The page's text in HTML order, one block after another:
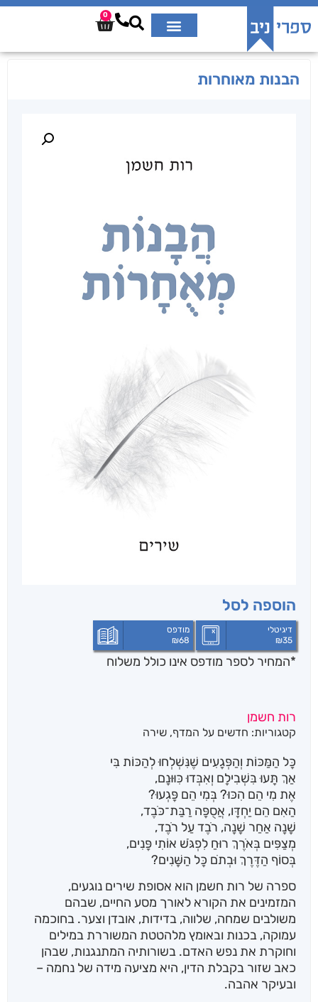
0
הבנות מאוחרות
הוספה לסל
דיגיטלי
₪35
מודפס
₪68
*המחיר לספר מודפס אינו כולל משלוח
רות חשמן
קטגוריות: חדשים על המדף, שירה
כָּל הַמַּכּוֹת וְהַפְּגָעִים שֶׁנִּשְׁלְחוּ לְהַכּוֹת בִּי
אַךְ תָּעוּ בִּשְׁבִילָם וְאִבְּדוּ כִּוּוּנָם,
אֶת מִי הֵם הִכּוּ? בְּמִי הֵם פָּגְעוּ?
הַאִם הֵם יַחְדָּו, אֲסֻפָּה רַבַּת־כֹּבֶד,
שָׁנָה אַחַר שָׁנָה, רֹבֶד עַל רֹבֶד,
מְצַפִּים בְּאֹרֶךְ רוּחַ לִפְגֹּשׁ אוֹתִי פָּנִים,
בְּסוֹף הַדֶּרֶךְ וּבְתֹם כָּל הַשָּׁנִים?
ספרה של רות חשמן הוא אסופת שירים נוגעים,
המזמינים את הקורא לאורך מסע החיים, שבהם
משולבים שמחה, שלווה, בדידות, אובדן וצער. בחוכמה
עמוקה, בכנות ובאומץ מלהטטת המשוררת במילים
וחוקרת את נפש האדם. בשורותיה המתנגנות, שבהן
כאב שזור בקבלת הדין, היא מציעה מידה של נחמה –
ובעיקר אהבה.